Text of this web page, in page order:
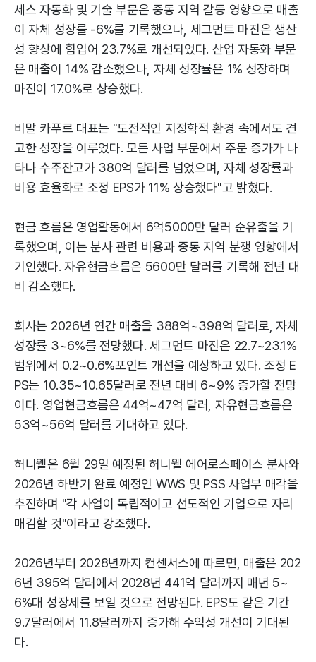
세스 자동화 및 기술 부문은 중동 지역 갈등 영향으로 매출
이 자체 성장률 -6%를 기록했으나, 세그먼트 마진은 생산
성 향상에 힘입어 23.7%로 개선되었다. 산업 자동화 부문
은 매출이 14% 감소했으나, 자체 성장률은 1% 성장하며
마진이 17.0%로 상승했다.
비말 카푸르 대표는 "도전적인 지정학적 환경 속에서도 견
고한 성장을 이루었다. 모든 사업 부문에서 주문 증가가 나
타나 수주잔고가 380억 달러를 넘었으며, 자체 성장률과
비용 효율화로 조정 EPS가 11% 상승했다"고 밝혔다.
현금 흐름은 영업활동에서 6억5000만 달러 순유출을 기
록했으며, 이는 분사 관련 비용과 중동 지역 분쟁 영향에서
기인했다. 자유현금흐름은 5600만 달러를 기록해 전년 대
비 감소했다.
회사는 2026년 연간 매출을 388억~398억 달러로, 자체
성장률 3~6%를 전망했다. 세그먼트 마진은 22.7~23.1%
범위에서 0.2~0.6%포인트 개선을 예상하고 있다. 조정 E
PS는 10.35~10.65달러로 전년 대비 6~9% 증가할 전망
이다. 영업현금흐름은 44억~47억 달러, 자유현금흐름은
53억~56억 달러를 기대하고 있다.
허니웰은 6월 29일 예정된 허니웰 에어로스페이스 분사와
2026년 하반기 완료 예정인 WWS 및 PSS 사업부 매각을
추진하며 "각 사업이 독립적이고 선도적인 기업으로 자리
매김할 것"이라고 강조했다.
2026년부터 2028년까지 컨센서스에 따르면, 매출은 202
6년 395억 달러에서 2028년 441억 달러까지 매년 5~
6%대 성장세를 보일 것으로 전망된다. EPS도 같은 기간
9.7달러에서 11.8달러까지 증가해 수익성 개선이 기대된
다.